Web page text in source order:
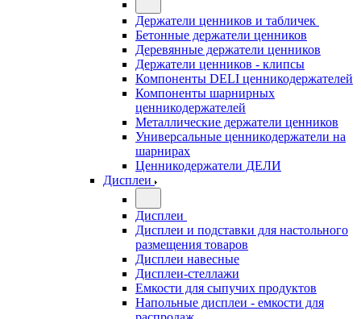
Держатели ценников и табличек
Бетонные держатели ценников
Деревянные держатели ценников
Держатели ценников - клипсы
Компоненты DELI ценникодержателей
Компоненты шарнирных
ценникодержателей
Металлические держатели ценников
Универсальные ценникодержатели на
шарнирах
Ценникодержатели ДЕЛИ
Дисплеи
Дисплеи
Дисплеи и подставки для настольного
размещения товаров
Дисплеи навесные
Дисплеи-стеллажи
Емкости для сыпучих продуктов
Напольные дисплеи - емкости для